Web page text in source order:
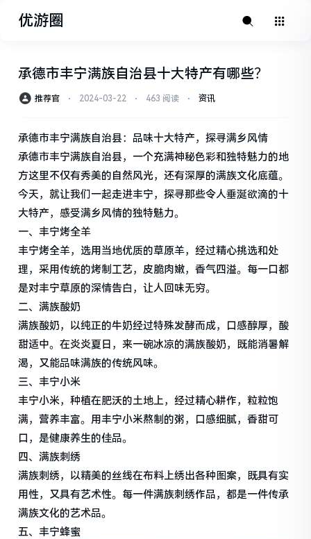
优游圈
承德市丰宁满族自治县十大特产有哪些？
推荐官 ⋅ 2024-03-22 ⋅ 463 阅读 ⋅ 资讯
承德市丰宁满族自治县：品味十大特产，探寻满乡风情
承德市丰宁满族自治县，一个充满神秘色彩和独特魅力的地
方这里不仅有秀美的自然风光，还有深厚的满族文化底蕴。
今天，就让我们一起走进丰宁，探寻那些令人垂涎欲滴的十
大特产，感受满乡风情的独特魅力。
一、丰宁烤全羊
丰宁烤全羊，选用当地优质的草原羊，经过精心挑选和处
理，采用传统的烤制工艺，皮脆肉嫩，香气四溢。每一口都
是对丰宁草原的深情告白，让人回味无穷。
二、满族酸奶
满族酸奶，以纯正的牛奶经过特殊发酵而成，口感醇厚，酸
甜适中。在炎炎夏日，来一碗冰凉的满族酸奶，既能消暑解
渴，又能品味满族的传统风味。
三、丰宁小米
丰宁小米，种植在肥沃的土地上，经过精心耕作，粒粒饱
满，营养丰富。用丰宁小米熬制的粥，口感细腻，香甜可
口，是健康养生的佳品。
四、满族刺绣
满族刺绣，以精美的丝线在布料上绣出各种图案，既具有实
用性，又具有艺术性。每一件满族刺绣作品，都是一件传承
满族文化的艺术品。
五、丰宁蜂蜜